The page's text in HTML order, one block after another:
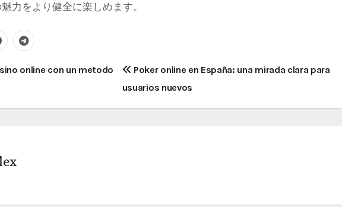
力をより健全に楽しめます。
online con un metodo
Poker online en España: una mirada clara para
usuarios nuevos